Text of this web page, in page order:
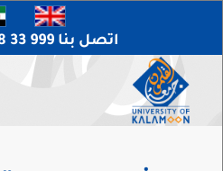
اتصل بنا 999 33 78 (11) 963 +